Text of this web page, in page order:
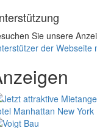
Sie unsere
der Webseite
Manhattan New York